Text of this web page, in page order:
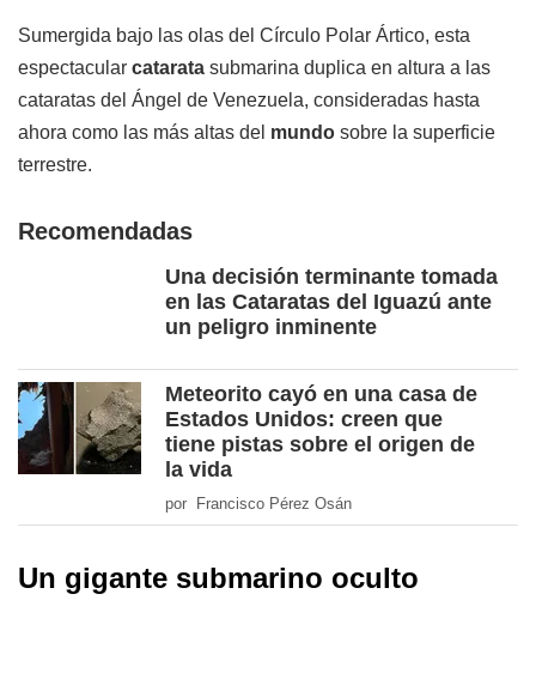
Sumergida bajo las olas del Círculo Polar Ártico, esta
espectacular catarata submarina duplica en altura a las
cataratas del Ángel de Venezuela, consideradas hasta
ahora como las más altas del mundo sobre la superficie
terrestre.
Recomendadas
Una decisión terminante tomada
en las Cataratas del Iguazú ante
un peligro inminente
Meteorito cayó en una casa de
Estados Unidos: creen que
tiene pistas sobre el origen de
la vida
por Francisco Pérez Osán
Un gigante submarino oculto